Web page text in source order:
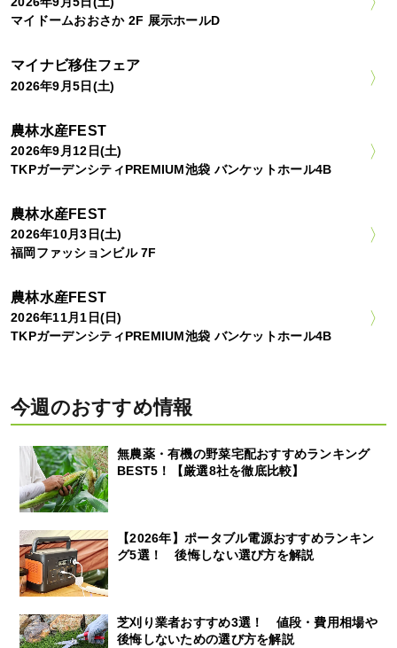
マイドームおおさか 2F 展示ホールD
マイナビ移住フェア
2026年9月5日(土)
農林水産FEST
2026年9月12日(土)
TKPガーデンシティPREMIUM池袋 バンケットホール4B
農林水産FEST
2026年10月3日(土)
福岡ファッションビル 7F
農林水産FEST
2026年11月1日(日)
TKPガーデンシティPREMIUM池袋 バンケットホール4B
今週のおすすめ情報
無農薬・有機の野菜宅配おすすめランキング
BEST5！【厳選8社を徹底比較】
【2026年】ポータブル電源おすすめランキン
グ5選！ 後悔しない選び方を解説
芝刈り業者おすすめ3選！ 値段・費用相場や
後悔しないための選び方を解説